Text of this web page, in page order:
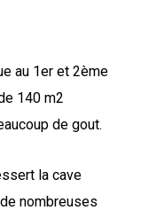
au 1er et 2ème
140 m2
de gout.
la cave
nombreuses